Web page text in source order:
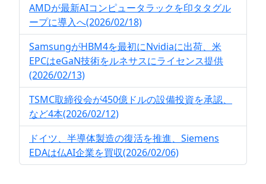
AMDが最新AIコンピュータラックを印タタグル
ープに導入へ(2026/02/18)
SamsungがHBM4を最初にNvidiaに出荷、米
EPCはeGaN技術をルネサスにライセンス提供
(2026/02/13)
TSMC取締役会が450億ドルの設備投資を承認、
など4本(2026/02/12)
ドイツ、半導体製造の復活を推進、Siemens
EDAは仏AI企業を買収(2026/02/06)